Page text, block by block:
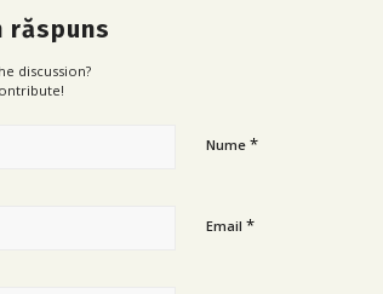
răspuns
discussion?
Nume *
Email *